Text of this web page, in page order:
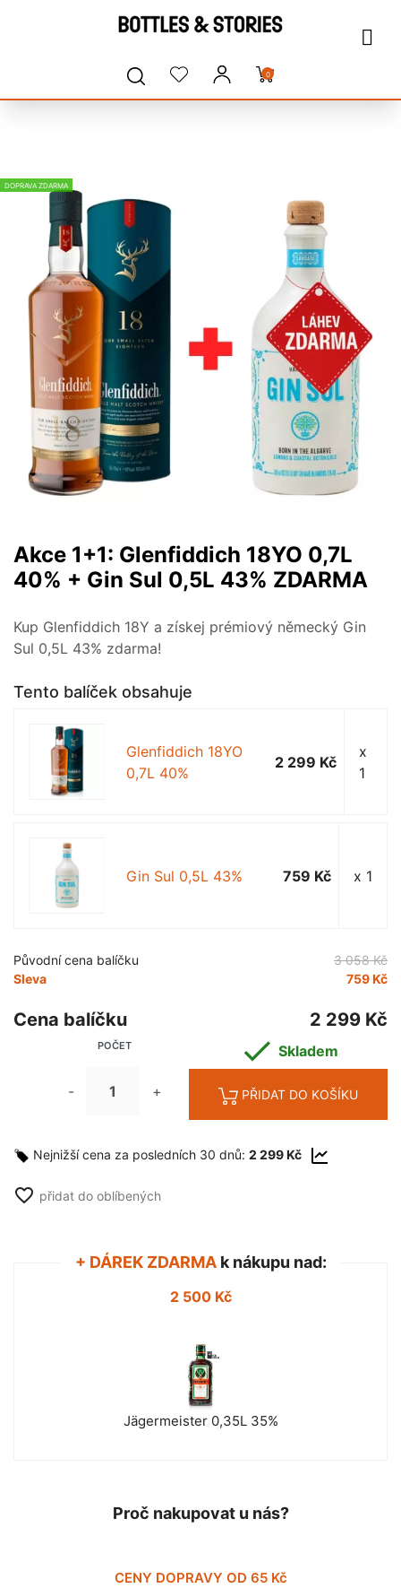
0
DOPRAVA ZDARMA
Akce 1+1: Glenfiddich 18YO 0,7L
40% + Gin Sul 0,5L 43% ZDARMA
Kup Glenfiddich 18Y a získej prémiový německý Gin
Sul 0,5L 43% zdarma!
Tento balíček obsahuje
Glenfiddich 18YO
0,7L 40%
2 299 Kč
x
1
Gin Sul 0,5L 43% 759 Kč x 1
Původní cena balíčku
3 058 Kč
Sleva
759 Kč
Cena balíčku 2 299 Kč
POČET
- +
 Skladem
PŘIDAT DO KOŠÍKU
Nejnižší cena za posledních 30 dnů: 2 299 Kč
favorite_border přidat do oblíbených
+ DÁREK ZDARMAk nákupu nad:
2 500 Kč
Jägermeister 0,35L 35%
Proč nakupovat u nás?
CENY DOPRAVY OD 65 Kč